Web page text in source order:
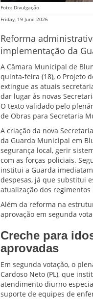
Foto: Divulgação
Friday, 19 June 2026
Reforma
implementação da
A Câmara Municipal de
quinta-feira (18), o Projeto
extingue as atuais
dar lugar às novas
O texto validado pelo
de Obras para Secretaria
A criação da nova
da Guarda Municipal em
segurança local, gerir
com as forças policiais.
institui a Guarda
despesas, já que substitui
atualização dos
Além da reforma na
aprovação em segunda
Creche para
aprovadas
Em segunda votação, o
Cardoso Neto (PL), que
atendimento diurno
suporte de equipes de